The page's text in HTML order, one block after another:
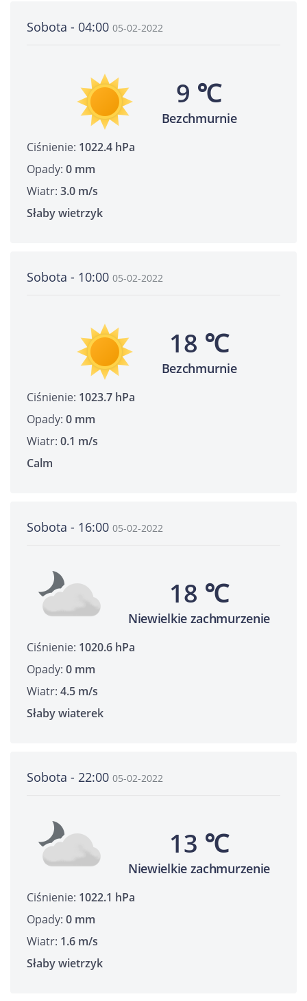
Sobota - 04:00 05-02-2022
9 ℃
Bezchmurnie
Ciśnienie: 1022.4 hPa
Opady: 0 mm
Wiatr: 3.0 m/s
Słaby wietrzyk
Sobota - 10:00 05-02-2022
18 ℃
Bezchmurnie
Ciśnienie: 1023.7 hPa
Opady: 0 mm
Wiatr: 0.1 m/s
Calm
Sobota - 16:00 05-02-2022
18 ℃
Niewielkie zachmurzenie
Ciśnienie: 1020.6 hPa
Opady: 0 mm
Wiatr: 4.5 m/s
Słaby wiaterek
Sobota - 22:00 05-02-2022
13 ℃
Niewielkie zachmurzenie
Ciśnienie: 1022.1 hPa
Opady: 0 mm
Wiatr: 1.6 m/s
Słaby wietrzyk